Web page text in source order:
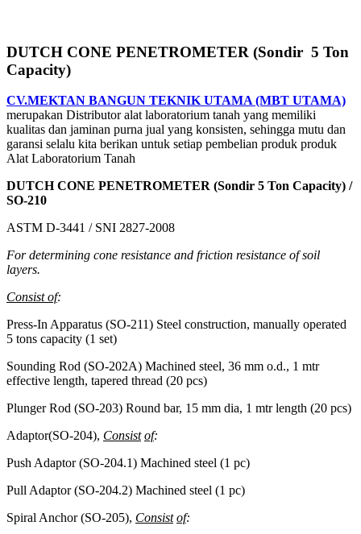
DUTCH CONE PENETROMETER (Sondir 5 Ton
Capacity)
CV.MEKTAN BANGUN TEKNIK UTAMA (MBT UTAMA)
merupakan Distributor alat laboratorium tanah yang memiliki
kualitas dan jaminan purna jual yang konsisten, sehingga mutu dan
garansi selalu kita berikan untuk setiap pembelian produk produk
Alat Laboratorium Tanah
DUTCH CONE PENETROMETER (Sondir 5 Ton Capacity) /
SO-210
ASTM D-3441 / SNI 2827-2008
For determining cone resistance and friction resistance of soil
layers.
Consist of:
Press-In Apparatus (SO-211) Steel construction, manually operated
5 tons capacity (1 set)
Sounding Rod (SO-202A) Machined steel, 36 mm o.d., 1 mtr
effective length, tapered thread (20 pcs)
Plunger Rod (SO-203) Round bar, 15 mm dia, 1 mtr length (20 pcs)
Adaptor(SO-204), Consist of:
Push Adaptor (SO-204.1) Machined steel (1 pc)
Pull Adaptor (SO-204.2) Machined steel (1 pc)
Spiral Anchor (SO-205), Consist of: